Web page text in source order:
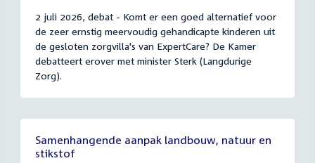
2 juli 2026, debat - Komt er een goed alternatief voor
de zeer ernstig meervoudig gehandicapte kinderen uit
de gesloten zorgvilla's van ExpertCare? De Kamer
debatteert erover met minister Sterk (Langdurige
Zorg).
Samenhangende aanpak landbouw, natuur en
stikstof